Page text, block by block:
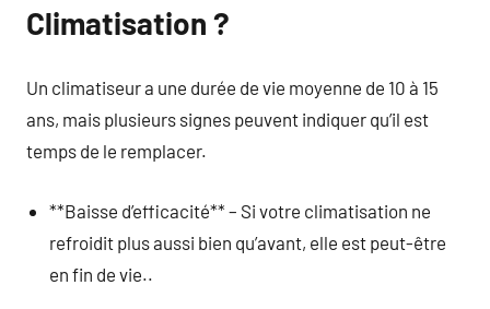
Climatisation ?
Un climatiseur a une durée de vie moyenne de 10 à 15
ans, mais plusieurs signes peuvent indiquer qu’il est
temps de le remplacer.
**Baisse d’efficacité** – Si votre climatisation ne
refroidit plus aussi bien qu’avant, elle est peut-être
en fin de vie..